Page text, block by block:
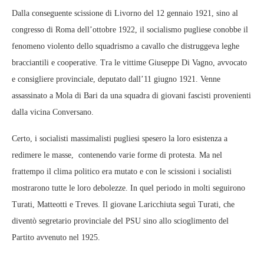
Dalla conseguente scissione di Livorno del 12 gennaio 1921, sino al
congresso di Roma dell’ottobre 1922, il socialismo pugliese conobbe il
fenomeno violento dello squadrismo a cavallo che distruggeva leghe
bracciantili e cooperative. Tra le vittime Giuseppe Di Vagno, avvocato
e consigliere provinciale, deputato dall’11 giugno 1921. Venne
assassinato a Mola di Bari da una squadra di giovani fascisti provenienti
dalla vicina Conversano.
Certo, i socialisti massimalisti pugliesi spesero la loro esistenza a
redimere le masse, contenendo varie forme di protesta. Ma nel
frattempo il clima politico era mutato e con le scissioni i socialisti
mostrarono tutte le loro debolezze. In quel periodo in molti seguirono
Turati, Matteotti e Treves. Il giovane Laricchiuta seguì Turati, che
diventò segretario provinciale del PSU sino allo scioglimento del
Partito avvenuto nel 1925.